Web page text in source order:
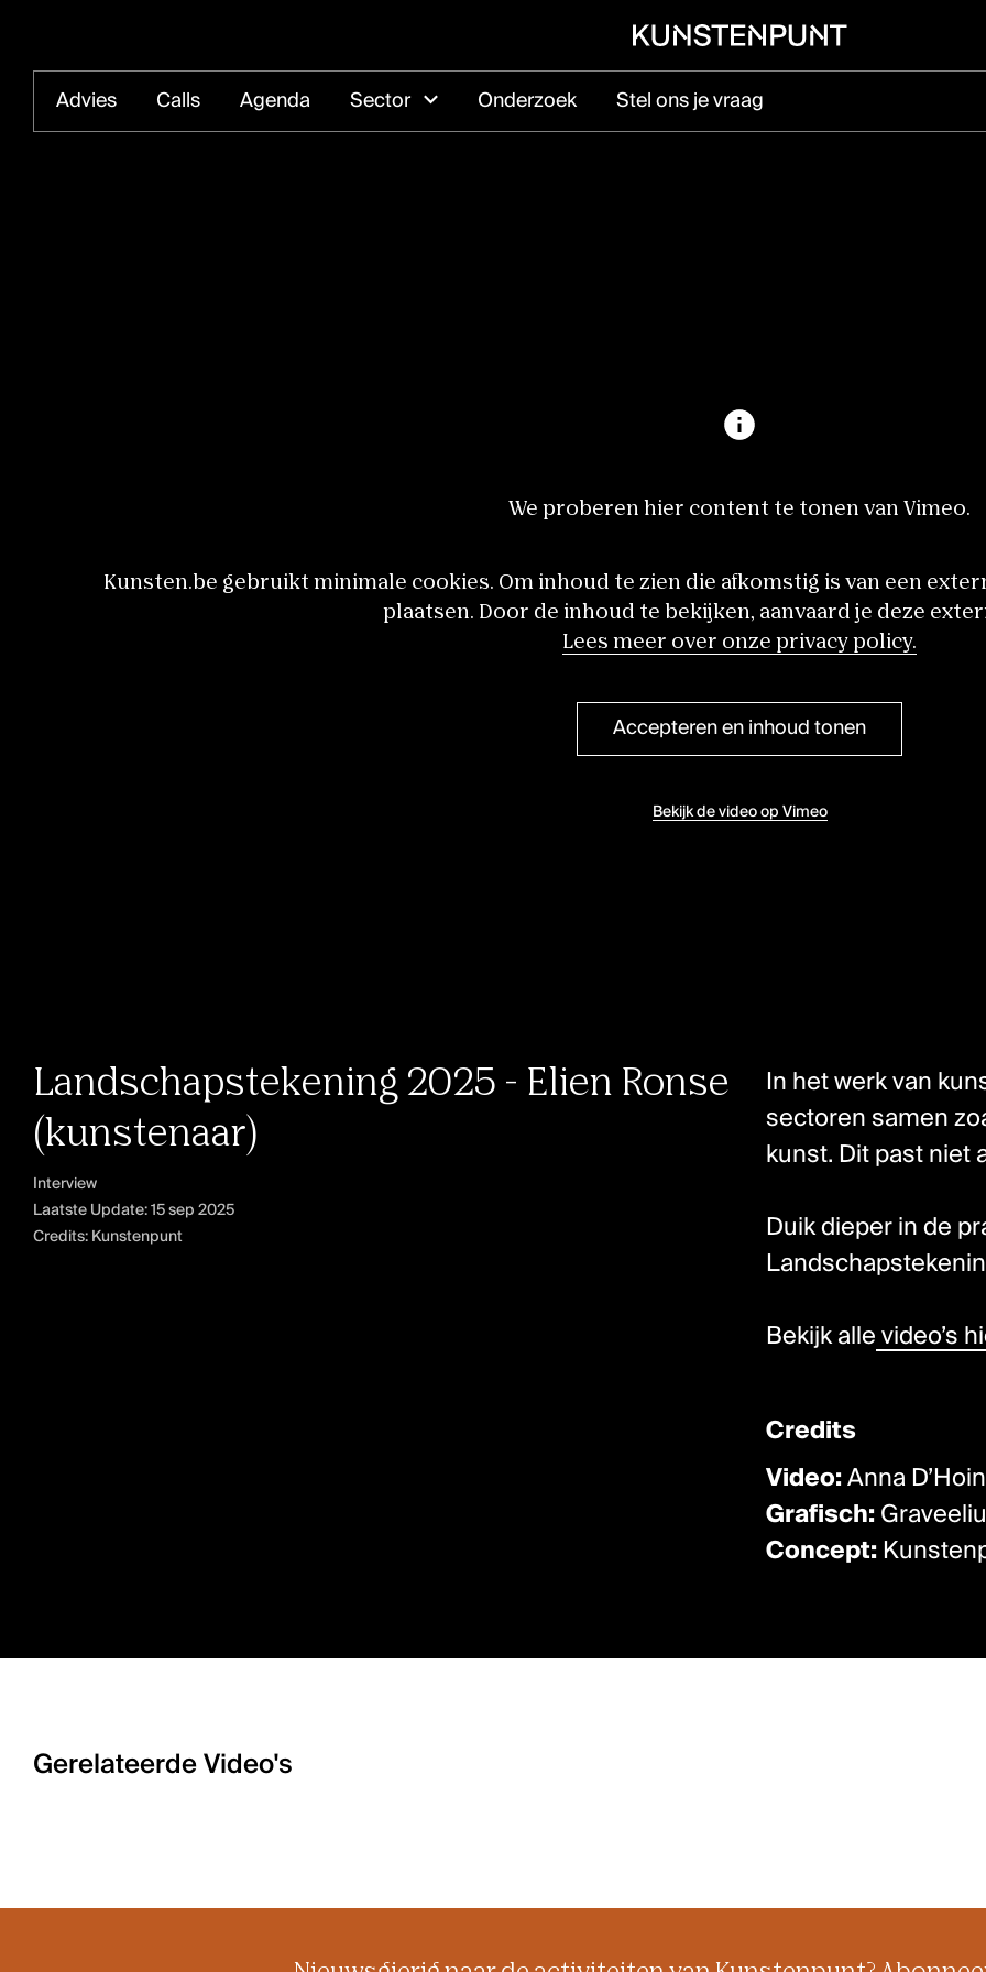
Het kantoor van Kunstenpunt vind je in de Ravensteingalerij vlak naast het Centraal
Advies Calls Agenda
Sector
Onderzoek Stel ons je vraag
We proberen hier content te tonen van Vimeo.
Kunsten.be gebruikt minimale cookies. Om inhoud te zien die afkomstig is van een
plaatsen. Door de inhoud te bekijken, aanvaard je deze
Lees meer over onze privacy policy.
Accepteren en inhoud tonen
Bekijk de video op Vimeo
Landschapstekening 2025 - Elien Ronse
(kunstenaar)
Interview
Laatste Update: 15 sep 2025
Credits: Kunstenpunt
In het werk van
sectoren samen
kunst. Dit past niet
Duik dieper in de
Bekijk alle video’s
Credits
Video: Anna
Grafisch:
Concept:
Gerelateerde Video's